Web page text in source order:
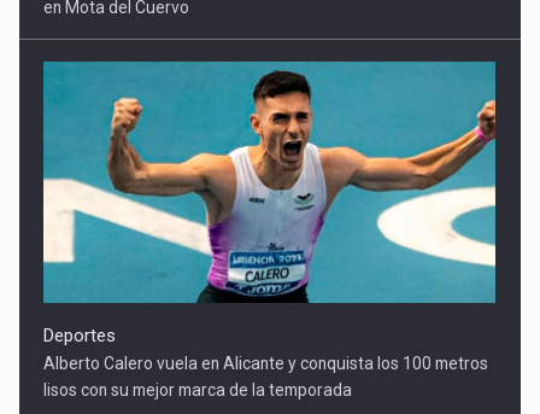
lisos con su mejor marca de la temporada